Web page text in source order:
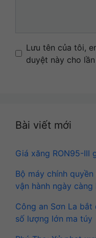
Name
Email
Website
Lưu tên của tôi,
duyệt này cho
Bài viết mới
Giá xăng RON95-III
Bộ máy chính
vận hành ngày càng
Công an Sơn La
số lượng lớn ma túy